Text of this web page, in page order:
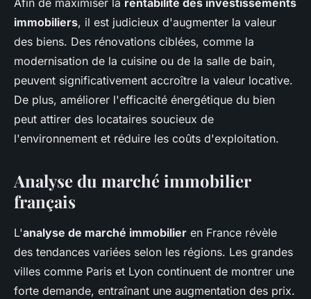
Afin de maximiser la rentabilité des investissements
immobiliers, il est judicieux d'augmenter la valeur
des biens. Des rénovations ciblées, comme la
modernisation de la cuisine ou de la salle de bain,
peuvent significativement accroître la valeur locative.
De plus, améliorer l'efficacité énergétique du bien
peut attirer des locataires soucieux de
l'environnement et réduire les coûts d'exploitation.
Analyse du marché immobilier
français
L'analyse de marché immobilier en France révèle
des tendances variées selon les régions. Les grandes
villes comme Paris et Lyon continuent de montrer une
forte demande, entraînant une augmentation des prix.